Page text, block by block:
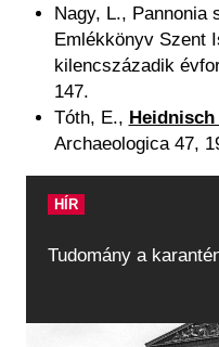
Nagy, L.,
Emlékkönyv Szent
kilencszázadik
147.
Tóth, E.,
Archaeologica 47,
HÍR
Tudomány a